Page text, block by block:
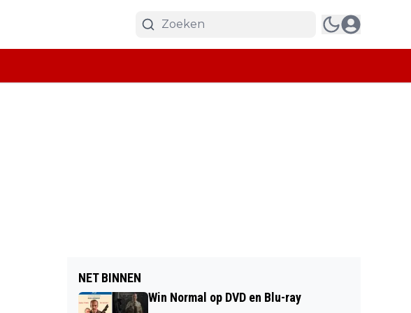
NET BINNEN
Win Normal op DVD en Blu-ray